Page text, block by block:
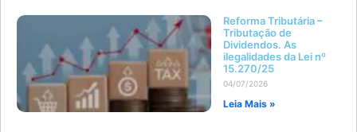
Reforma Tributária –
Tributação de
Dividendos. As
ilegalidades da Lei nº
15.270/25
04/07/2026
Leia Mais »